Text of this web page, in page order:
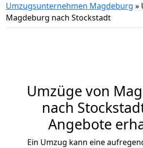
Umzugsunternehmen Magdeburg »
Magdeburg nach Stockstadt
Umzüge von
nach
Angebote
Ein Umzug kann eine